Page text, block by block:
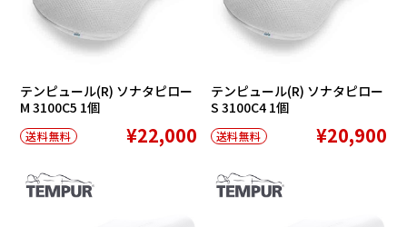
テンピュール(R) ソナタピロー
M 3100C5 1個
送料無料 ¥22,000
テンピュール(R) ソナタピロー
S 3100C4 1個
送料無料 ¥20,900